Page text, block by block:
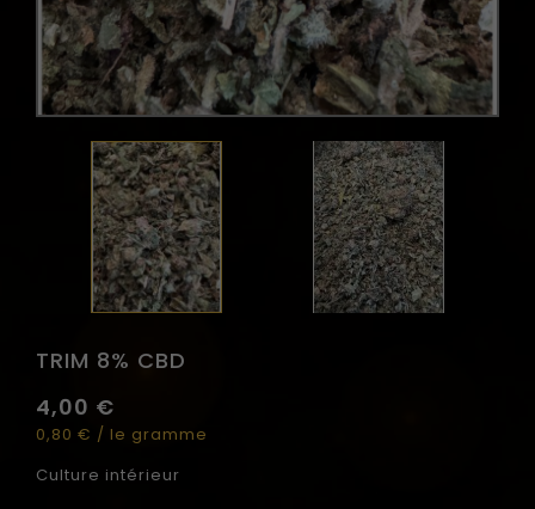
TRIM 8% CBD
4,00 €
0,80 € / le gramme
Culture intérieur